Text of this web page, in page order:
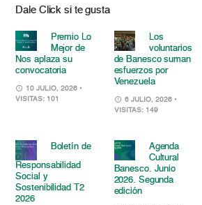
Dale Click si te gusta
Premio Lo
Mejor de
Nos aplaza su
convocatoria
10 JULIO, 2026 •
VISITAS: 101
Los
voluntarios
de Banesco suman
esfuerzos por
Venezuela
6 JULIO, 2026 •
VISITAS: 149
Boletín de
Responsabilidad
Social y
Sostenibilidad T2
2026
Agenda
Cultural
Banesco. Junio
2026. Segunda
edición